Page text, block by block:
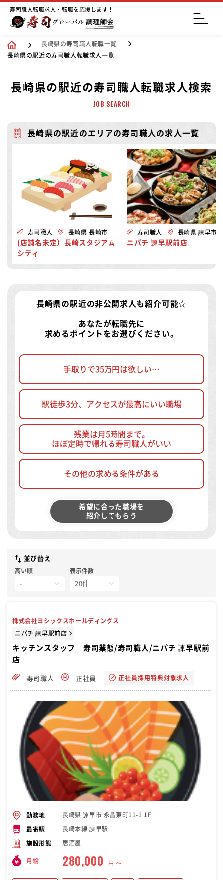
寿司職人転職求人・転職を応援します！
長崎県の寿司職人転職一覧
長崎県の駅近の寿司職人転職求人一覧
長崎県の駅近の寿司職人転職求人検索
JOB SEARCH
長崎県の駅近のエリアの寿司職人の求人一覧
寿司職人 長崎県 長崎市
(店舗名未定）長崎スタジアム
シティ
寿司職人 長崎県 諫早市
ニパチ 諫早駅前店
長崎県の駅近の非公開求人 も紹介可能☆
あなたが転職先に
求めるポイントをお選びください。
手取りで35万円は欲しい…
駅徒歩3分、アクセスが最高にいい職場
残業は月5時間まで。
ほぼ定時で帰れる寿司職人がいい
その他の求める条件がある
希望に合った職場を
紹介してもらう
並び替え
高い順 表示件数
株式会社ヨシックスホールディングス
ニパチ 諫早駅前店
キッチンスタッフ 寿司業態/寿司職人/ニパチ 諫早駅前
店
寿司職人 正社員 正社員採用特典対象求人
勤務地 長崎県 諫早市 永昌東町11-1 1F
最寄駅 長崎本線 諫早駅
施設形態 居酒屋
月給 280,000 円 〜